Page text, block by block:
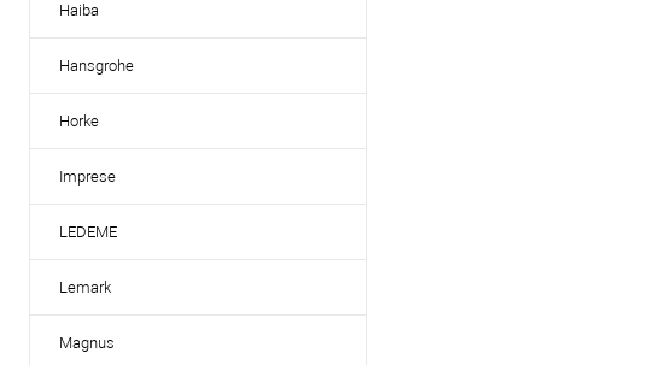
Haiba
Hansgrohe
Horke
Imprese
LEDEME
Lemark
Magnus